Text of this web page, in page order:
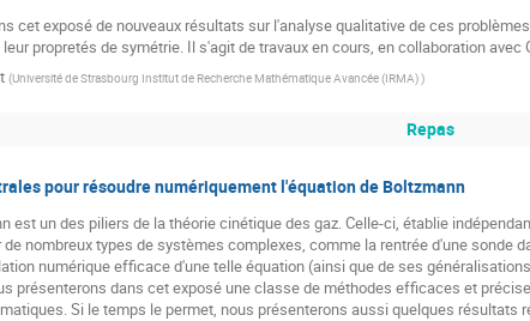
cet exposé de nouveaux résultats sur l'analyse qualitative de ces
propretés de symétrie. Il s'agit de travaux en cours, en collaboration avec
(Université de Strasbourg Institut de Recherche Mathématique Avancée (IRMA))
Repas
pour résoudre numériquement l'équation de Boltzmann
est un des piliers de la théorie cinétique des gaz. Celle-ci, établie
nombreux types de systèmes complexes, comme la rentrée d'une sonde
numérique efficace d'une telle équation (ainsi que de ses
présenterons dans cet exposé une classe de méthodes efficaces et
Si le temps le permet, nous présenterons aussi quelques résultats